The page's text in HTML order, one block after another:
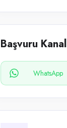
Başvuru
WhatsApp